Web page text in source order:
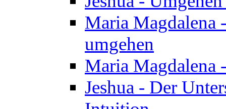
Maria Magdalena
umgehen
Maria Magdalena
Jeshua - Der